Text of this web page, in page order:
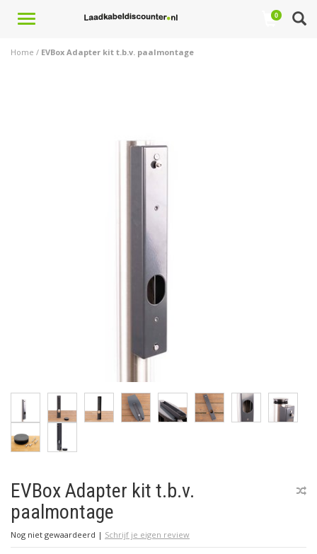
Toggle
0
Home / EVBox Adapter kit t.b.v. paalmontage
EVBox Adapter kit t.b.v.
paalmontage
Nog niet gewaardeerd | Schrijf je eigen review